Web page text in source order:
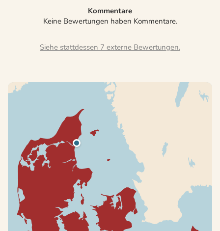
Kommentare
Keine Bewertungen haben Kommentare.
Siehe stattdessen 7 externe Bewertungen.